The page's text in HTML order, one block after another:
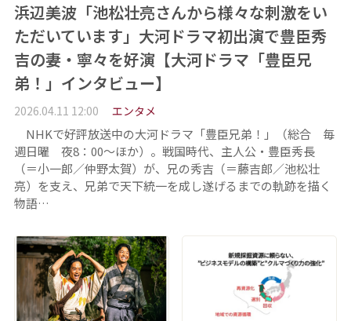
浜辺美波「池松壮亮さんから様々な刺激をい
ただいています」大河ドラマ初出演で豊臣秀
吉の妻・寧々を好演【大河ドラマ「豊臣兄
弟！」インタビュー】
2026.04.11 12:00 エンタメ
NHKで好評放送中の大河ドラマ「豊臣兄弟！」（総合 毎
週日曜 夜8：00～ほか）。戦国時代、主人公・豊臣秀長
（＝小一郎／仲野太賀）が、兄の秀吉（＝藤吉郎／池松壮
亮）を支え、兄弟で天下統一を成し遂げるまでの軌跡を描く
物語…